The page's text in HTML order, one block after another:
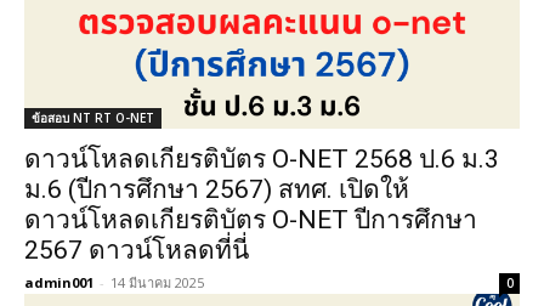
ข้อสอบ NT RT O-NET
ดาวน์โหลดเกียรติบัตร O-NET 2568 ป.6 ม.3
ม.6 (ปีการศึกษา 2567) สทศ. เปิดให้
ดาวน์โหลดเกียรติบัตร O-NET ปีการศึกษา
2567 ดาวน์โหลดที่นี่
admin001 - 14 มีนาคม 2025 0